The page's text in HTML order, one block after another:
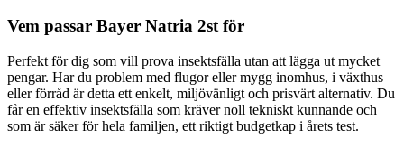
Vem passar Bayer Natria 2st för
Perfekt för dig som vill prova insektsfälla utan att lägga ut mycket
pengar. Har du problem med flugor eller mygg inomhus, i växthus
eller förråd är detta ett enkelt, miljövänligt och prisvärt alternativ. Du
får en effektiv insektsfälla som kräver noll tekniskt kunnande och
som är säker för hela familjen, ett riktigt budgetkap i årets test.